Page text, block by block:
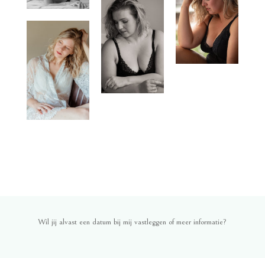
Wil jij alvast een datum bij mij vastleggen of meer informatie?